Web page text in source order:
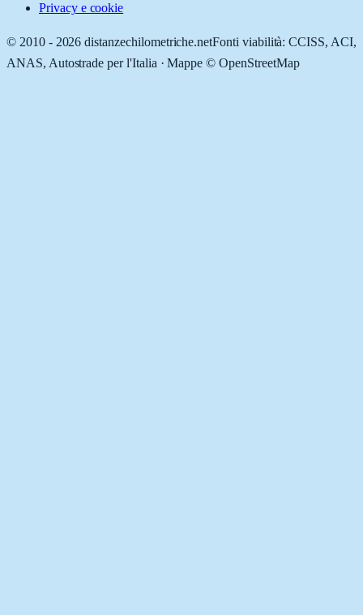
Privacy e cookie
© 2010 - 2026 distanzechilometriche.netFonti viabilità: CCISS, ACI,
ANAS, Autostrade per l'Italia · Mappe © OpenStreetMap